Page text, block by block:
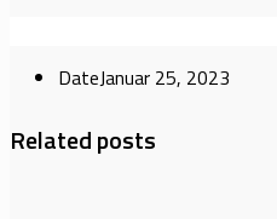
DateJanuar 25, 2023
Related posts